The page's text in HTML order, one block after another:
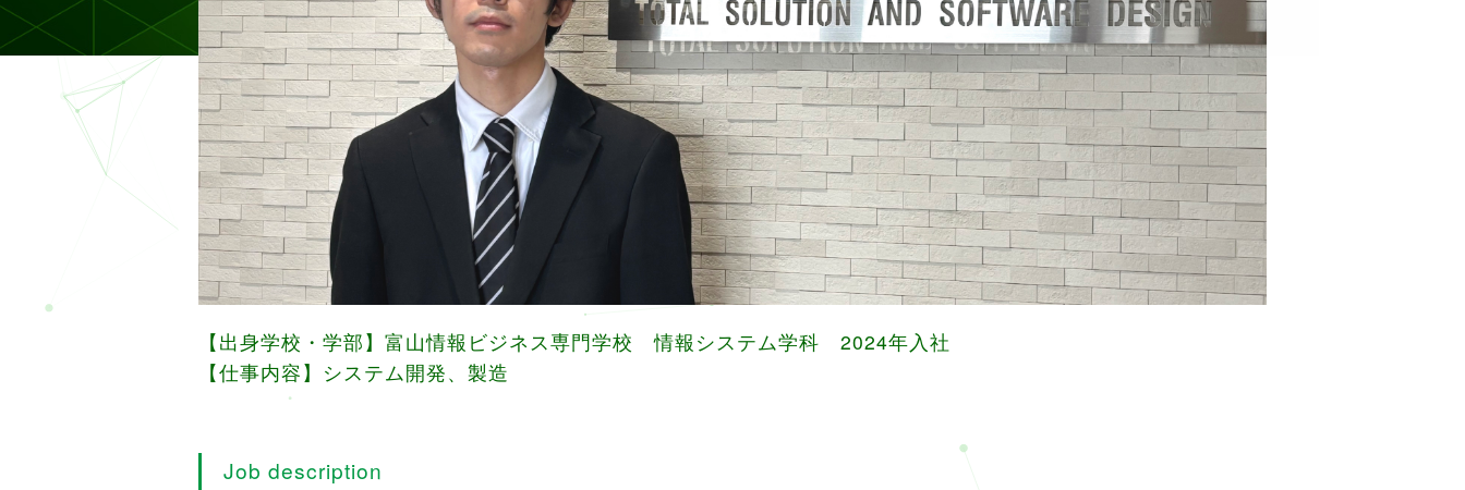
【出身学校・学部】富山情報ビジネス専門学校 情報システム学科 2024年入社
【仕事内容】システム開発、製造
Job description